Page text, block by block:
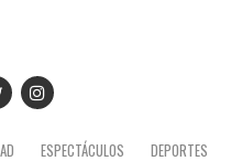
ESPECTÁCULOS DEPORTES